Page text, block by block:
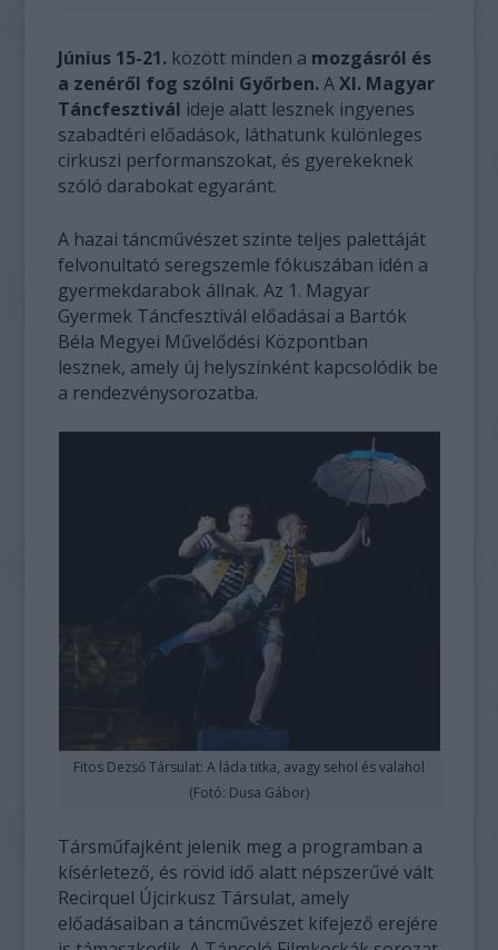
Június 15-21. között minden a mozgásról és
a zenéről fog szólni Győrben.AXI. Magyar
Táncfesztivál ideje alatt lesznek ingyenes
szabadtéri előadások, láthatunk különleges
cirkuszi performanszokat, és gyerekeknek
szóló darabokat egyaránt.
A hazai táncművészet szinte teljes palettáját
felvonultató seregszemle fókuszában idén a
gyermekdarabok állnak. Az 1. Magyar
Gyermek Táncfesztivál előadásai a Bartók
Béla Megyei Művelődési Központban
lesznek, amely új helyszínként kapcsolódik be
a rendezvénysorozatba.
Fitos Dezső Társulat: A láda titka, avagy sehol és valahol
(Fotó: Dusa Gábor)
Társműfajként jelenik meg a programban a
kísérletező, és rövid idő alatt népszerűvé vált
Recirquel Újcirkusz Társulat, amely
előadásaiban a táncművészet kifejező erejére